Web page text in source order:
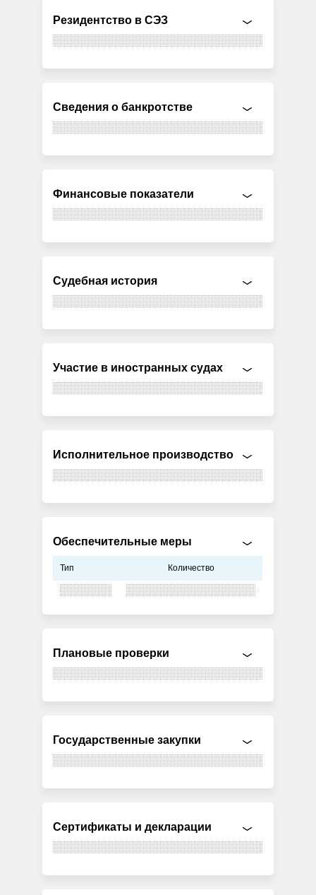
Резидентство в СЭЗ
Сведения о банкротстве
Финансовые показатели
Судебная история
Участие в иностранных судах
Исполнительное производство
Обеспечительные меры
Тип Количество
Плановые проверки
Государственные закупки
Сертификаты и декларации